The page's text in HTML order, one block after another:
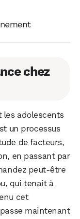
chez
les adolescents
un processus
de facteurs,
en passant par
peut-être
qui tenait à
cet
maintenant